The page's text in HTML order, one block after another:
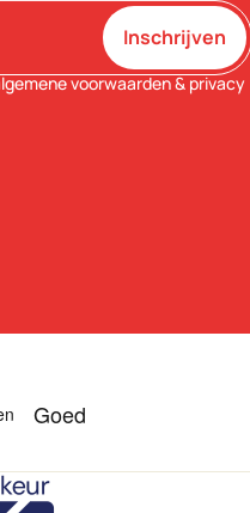
Inschrijven
voorwaarden&privacy